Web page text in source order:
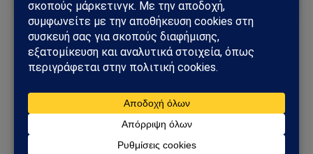
κλιματικού χάους Παλαιστινιακός
Ακολουθήστε στο Instagram